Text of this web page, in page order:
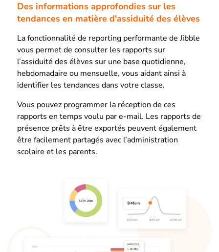
Des informations approfondies sur les
tendances en matière d'assiduité des élèves
La fonctionnalité de reporting performante de Jibble
vous permet de consulter les rapports sur
l’assiduité des élèves sur une base quotidienne,
hebdomadaire ou mensuelle, vous aidant ainsi à
identifier les tendances dans votre classe.
Vous pouvez programmer la réception de ces
rapports en temps voulu par e-mail. Les rapports de
présence prêts à être exportés peuvent également
être facilement partagés avec l’administration
scolaire et les parents.